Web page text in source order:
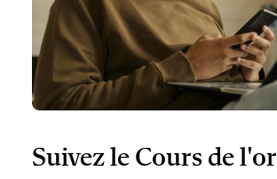
Suivez le Cours de l'or